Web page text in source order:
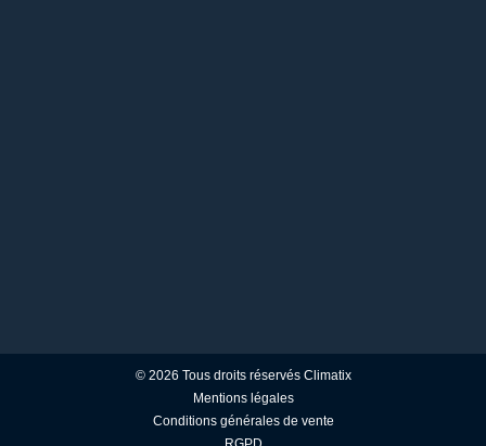
© 2026 Tous droits réservés Climatix
Mentions légales
Conditions générales de vente